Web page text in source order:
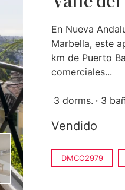
En Nueva
Marbella, este
km de Puerto
comerciales...
3 dorms. 3
Vendido
DMCO2979